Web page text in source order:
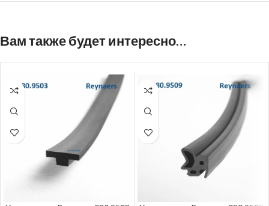
Вам также будет интересно…